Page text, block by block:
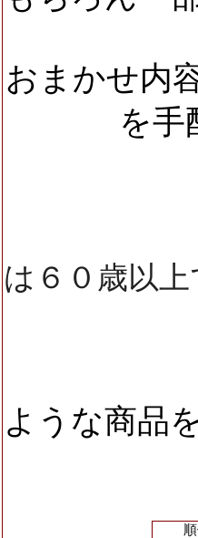
おまかせ内
を手
は６０歳以上
ような商品